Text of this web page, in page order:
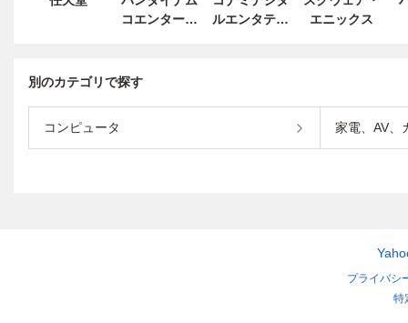
コエンターテ
ルエンタテイ
エニックス
別のカテゴリで探す
コンピュータ 家電、AV、
プライバシ
特